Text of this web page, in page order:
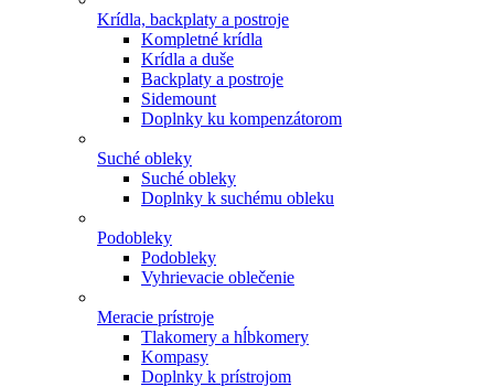
Krídla, backplaty a postroje
Kompletné krídla
Krídla a duše
Backplaty a postroje
Sidemount
Doplnky ku kompenzátorom
Suché obleky
Suché obleky
Doplnky k suchému obleku
Podobleky
Podobleky
Vyhrievacie oblečenie
Meracie prístroje
Tlakomery a hĺbkomery
Kompasy
Doplnky k prístrojom